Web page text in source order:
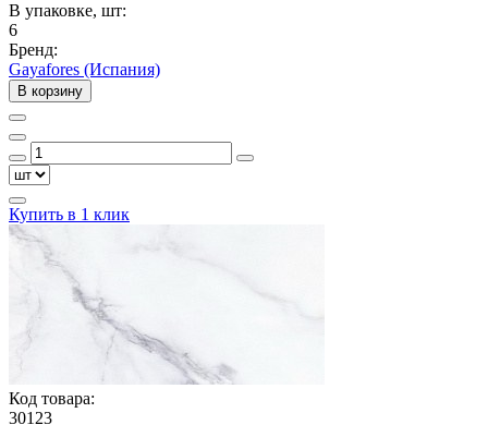
В упаковке, шт:
6
Бренд:
Gayafores (Испания)
В корзину
Купить в 1 клик
Код товара:
30123